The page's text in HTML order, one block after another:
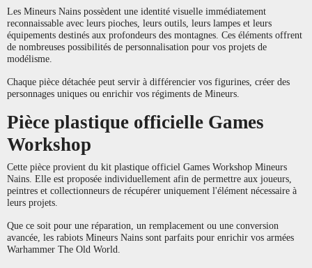
Les Mineurs Nains possèdent une identité visuelle immédiatement
reconnaissable avec leurs pioches, leurs outils, leurs lampes et leurs
équipements destinés aux profondeurs des montagnes. Ces éléments offrent
de nombreuses possibilités de personnalisation pour vos projets de
modélisme.
Chaque pièce détachée peut servir à différencier vos figurines, créer des
personnages uniques ou enrichir vos régiments de Mineurs.
Pièce plastique officielle Games
Workshop
Cette pièce provient du kit plastique officiel Games Workshop Mineurs
Nains. Elle est proposée individuellement afin de permettre aux joueurs,
peintres et collectionneurs de récupérer uniquement l'élément nécessaire à
leurs projets.
Que ce soit pour une réparation, un remplacement ou une conversion
avancée, les rabiots Mineurs Nains sont parfaits pour enrichir vos armées
Warhammer The Old World.